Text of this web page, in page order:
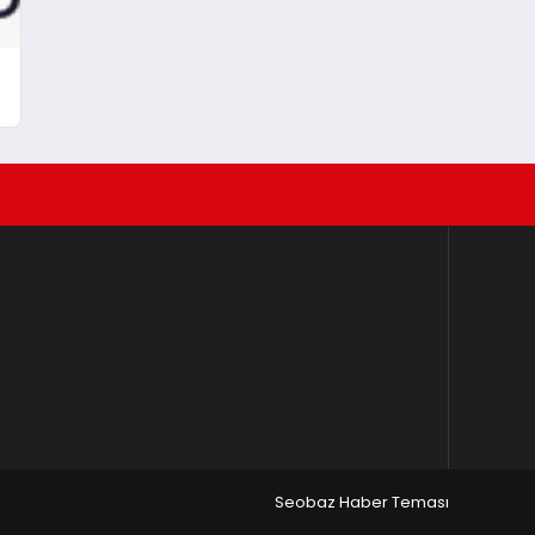
Seobaz Haber Teması